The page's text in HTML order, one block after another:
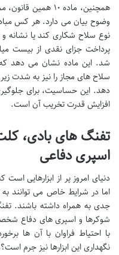
همچنین، ماده ۱۰
وضوح بیان می دارد. هر کس
نوع سلاح شکاری کند یا نشانه
پرداخت جزای نقدی از بیست
شد. این ماده نشان می دهد
سلاح های مجاز را نیز به شدت
دهد. این حساسیت، برای
افزایش قدرت تخریب آن است.
تفنگ های بادی،
اسپری دفاعی
دنیای امروز پر از ابزارهایی
اما در شرایط خاص می توانند
جدی به همراه داشته باشند.
شوکرها و اسپری های دفاع
با احتیاط فراوان با آن ها
نگهداری این ابزارها نیز جرم است؟